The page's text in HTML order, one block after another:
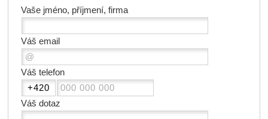
Vaše jméno, příjmení, firma
Váš email
Váš telefon
Váš dotaz